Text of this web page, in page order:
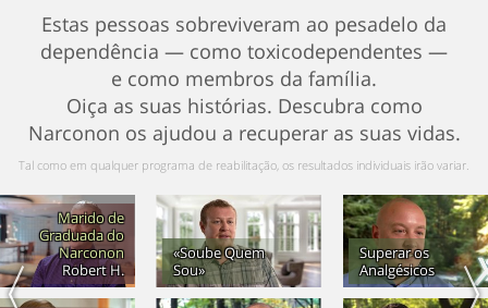
Estas pessoas sobreviveram ao pesadelo da
dependência — como toxicodependentes —
e como membros da família.
Oiça as suas histórias. Descubra como
Narconon os ajudou a recuperar as suas vidas.
Tal como em qualquer programa de reabilitação, os resultados individuais irão variar.
Marido de
Graduada do
Narconon
Robert H.
«Soube Quem
Sou»
Superar os
Analgésicos